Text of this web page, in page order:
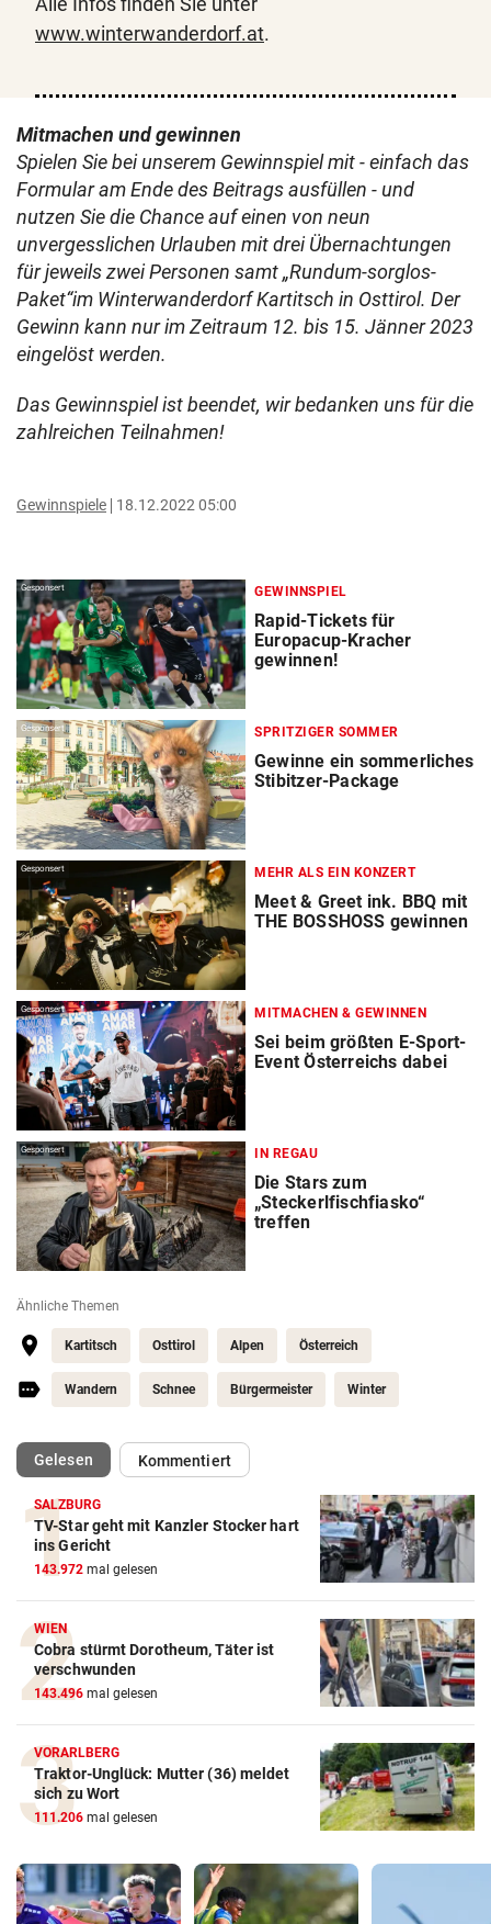
www.winterwanderdorf.at.
Mitmachen und gewinnen
Spielen Sie bei unserem Gewinnspiel mit - einfach das
Formular am Ende des Beitrags ausfüllen - und
nutzen Sie die Chance auf einen von neun
unvergesslichen Urlauben mit drei Übernachtungen
für jeweils zwei Personen samt „Rundum-sorglos-
Paket“im Winterwanderdorf Kartitsch in Osttirol. Der
Gewinn kann nur im Zeitraum 12. bis 15. Jänner 2023
eingelöst werden.
Das Gewinnspiel ist beendet, wir bedanken uns für die
zahlreichen Teilnahmen!
Gewinnspiele 18.12.2022 05:00
Gesponsert GEWINNSPIEL
Rapid-Tickets für
Europacup-Kracher
gewinnen!
Gesponsert SPRITZIGER SOMMER
Gewinne ein sommerliches
Stibitzer-Package
Gesponsert MEHR ALS EIN KONZERT
Meet & Greet ink. BBQ mit
THE BOSSHOSS gewinnen
Gesponsert MITMACHEN & GEWINNEN
Sei beim größten E-Sport-
Event Österreichs dabei
Gesponsert IN REGAU
Die Stars zum
„Steckerlfischfiasko“
treffen
Ähnliche Themen
Kartitsch Osttirol Alpen Österreich
Wandern Schnee Bürgermeister Winter
Gelesen(ausgewählt)Kommentiert
SALZBURG
TV-Star geht mit Kanzler Stocker hart
ins Gericht
143.972 mal gelesen
WIEN
Cobra stürmt Dorotheum, Täter ist
verschwunden
143.496 mal gelesen
VORARLBERG
Traktor-Unglück: Mutter (36) meldet
sich zu Wort
111.206 mal gelesen